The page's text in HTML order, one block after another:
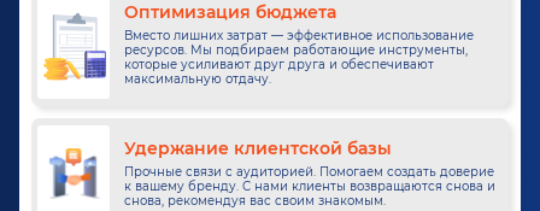
Оптимизация бюджета
Вместо лишних затрат — эффективное использование
ресурсов. Мы подбираем работающие инструменты,
которые усиливают друг друга и обеспечивают
максимальную отдачу.
Удержание клиентской базы
Прочные связи с аудиторией. Помогаем создать доверие
к вашему бренду. С нами клиенты возвращаются снова и
снова, рекомендуя вас своим знакомым.